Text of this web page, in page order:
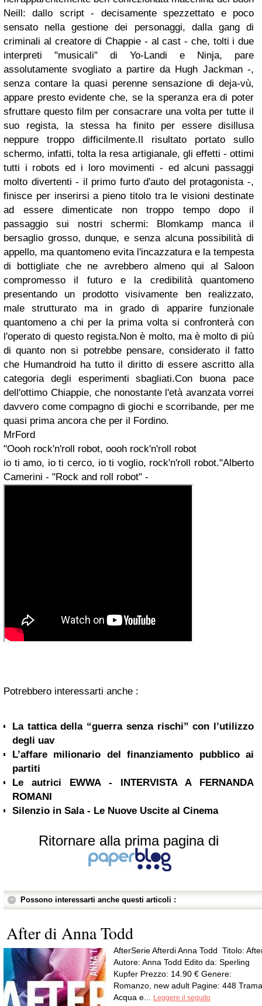
Neill: dallo script - decisamente spezzettato e poco
sensato nella gestione dei personaggi, dalla gang di
criminali al creatore di Chappie - al cast - che, tolti i due
interpreti "musicali" di Yo-Landi e Ninja, pare
assolutamente svogliato a partire da Hugh Jackman -,
senza contare la quasi perenne sensazione di deja-vù,
appare presto evidente che, se la speranza era di poter
sfruttare questo film per consacrare una volta per tutte il
suo regista, la stessa ha finito per essere disillusa
neppure troppo difficilmente.Il risultato portato sullo
schermo, infatti, tolta la resa artigianale, gli effetti - ottimi
tutti i robots ed i loro movimenti - ed alcuni passaggi
molto divertenti - il primo furto d'auto del protagonista -,
finisce per inserirsi a pieno titolo tra le visioni destinate
ad essere dimenticate non troppo tempo dopo il
passaggio sui nostri schermi: Blomkamp manca il
bersaglio grosso, dunque, e senza alcuna possibilità di
appello, ma quantomeno evita l'incazzatura e la tempesta
di bottigliate che ne avrebbero almeno qui al Saloon
compromesso il futuro e la credibilità quantomeno
presentando un prodotto visivamente ben realizzato,
male strutturato ma in grado di apparire funzionale
quantomeno a chi per la prima volta si confronterà con
l'operato di questo regista.Non è molto, ma è molto di più
di quanto non si potrebbe pensare, considerato il fatto
che Humandroid ha tutto il diritto di essere ascritto alla
categoria degli esperimenti sbagliati.Con buona pace
dell'ottimo Chiappie, che nonostante l'età avanzata vorrei
davvero come compagno di giochi e scorribande, per me
quasi prima ancora che per il Fordino.
MrFord
"Oooh rock'n'roll robot, oooh rock'n'roll robot
io ti amo, io ti cerco, io ti voglio, rock'n'roll robot."Alberto
Camerini - "Rock and roll robot" -
Potrebbero interessarti anche :
La tattica della “guerra senza rischi” con l’utilizzo
degli uav
L’affare milionario del finanziamento pubblico ai
partiti
Le autrici EWWA - INTERVISTA A FERNANDA
ROMANI
Silenzio in Sala - Le Nuove Uscite al Cinema
Ritornare alla prima pagina di
Possono interessarti anche questi articoli :
After di Anna Todd
AfterSerie Afterdi Anna Todd Titolo:
Autore: Anna Todd Edito da: Sperling
Kupfer Prezzo: 14.90 € Genere:
Romanzo, new adult Pagine: 448
Acqua e... Leggere il seguito